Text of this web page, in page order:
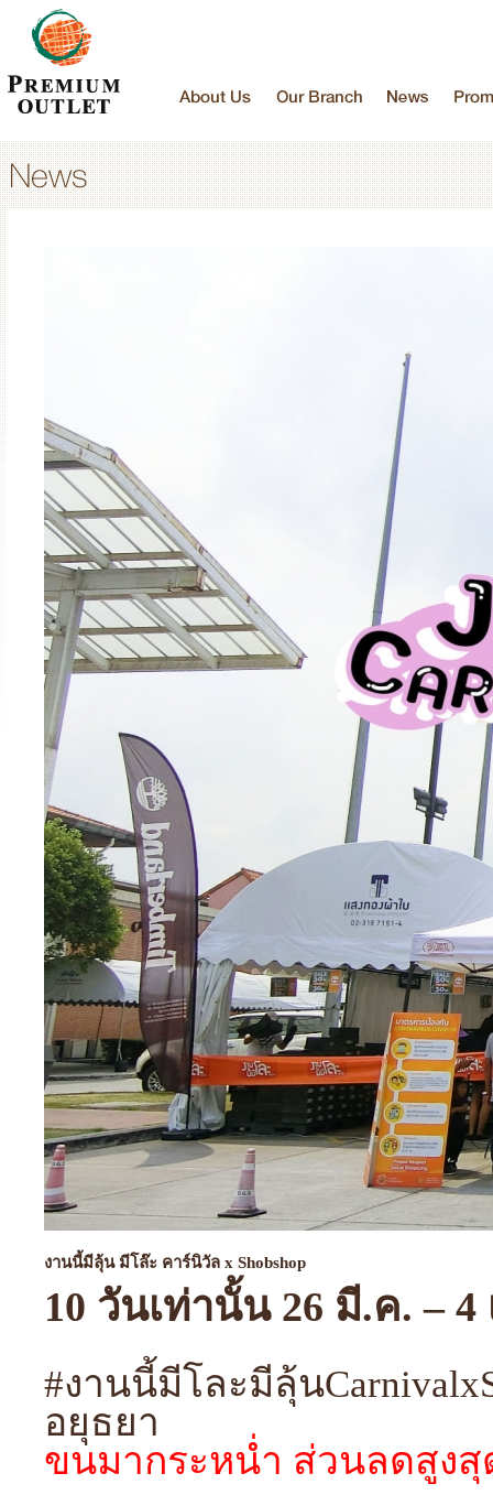
งานนี้มีลุ้น มีโล๊ะ คาร์นิวัล x Shobshop
10 วันเท่านั้น 26 มี.ค. – 4
#งานนี้มีโละมีลุ้น
อยุธยา
ขนมากระหน่ำ ส่วนลดสูงสุ